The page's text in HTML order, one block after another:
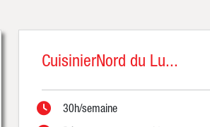
CuisinierNord du Lu...
30h/semaine